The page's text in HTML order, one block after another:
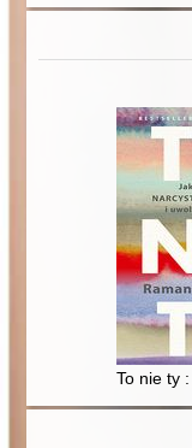
To nie ty